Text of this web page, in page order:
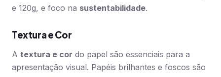
e 120g, e foco na sustentabilidade.
Textura e Cor
A textura e cor do papel são essenciais para a
apresentação visual. Papéis brilhantes e foscos são